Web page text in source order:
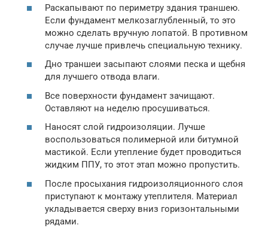
Раскапывают по периметру здания траншею.
Если фундамент мелкозаглубленный, то это
можно сделать вручную лопатой. В противном
случае лучше привлечь специальную технику.
Дно траншеи засыпают слоями песка и щебня
для лучшего отвода влаги.
Все поверхности фундамент зачищают.
Оставляют на неделю просушиваться.
Наносят слой гидроизоляции. Лучше
воспользоваться полимерной или битумной
мастикой. Если утепление будет проводиться
жидким ППУ, то этот этап можно пропустить.
После просыхания гидроизоляционного слоя
приступают к монтажу утеплителя. Материал
укладывается сверху вниз горизонтальными
рядами.